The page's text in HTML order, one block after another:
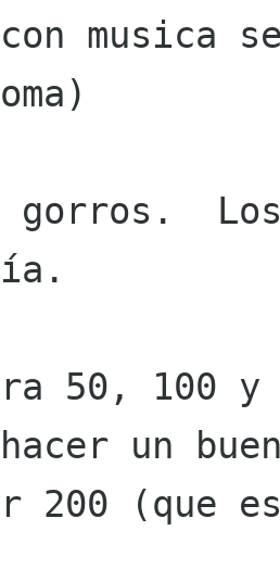
musica
gorros.
50, 100
un
200 (que